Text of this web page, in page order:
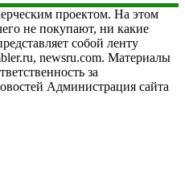
проектом. На этом
не покупают, ни какие
собой ленту
newsru.com. Материалы
за
Администрация сайта